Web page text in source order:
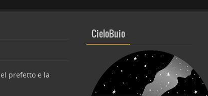
prefetto e la
CieloBuio